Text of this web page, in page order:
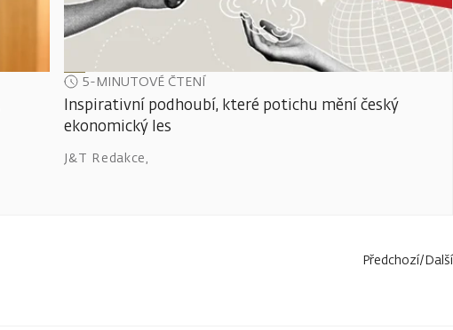
5-MINUTOVÉ ČTENÍ
Inspirativní podhoubí, které potichu mění český
ekonomický les
J&T Redakce,
Předchozí/Další